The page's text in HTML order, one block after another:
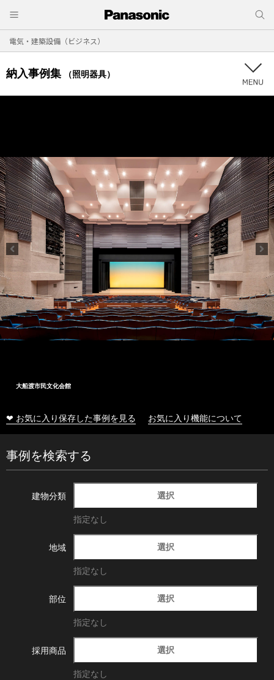
電気・建築設備（ビジネス）
納入事例集 （照明器具）
大船渡市民文化会館
❤ お気に入り保存した事例を見る お気に入り機能について
事例を検索する
建物分類 選択
指定なし
地域 選択
指定なし
部位 選択
指定なし
採用商品 選択
指定なし